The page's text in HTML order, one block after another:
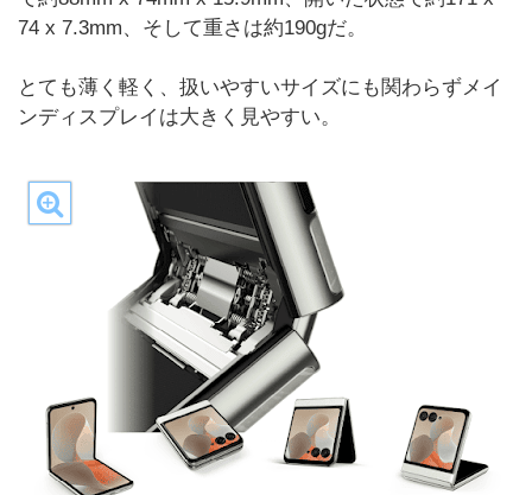
74 x 7.3mm、そして重さは約190gだ。
とても薄く軽く、扱いやすいサイズにも関わらずメイ
ンディスプレイは大きく見やすい。